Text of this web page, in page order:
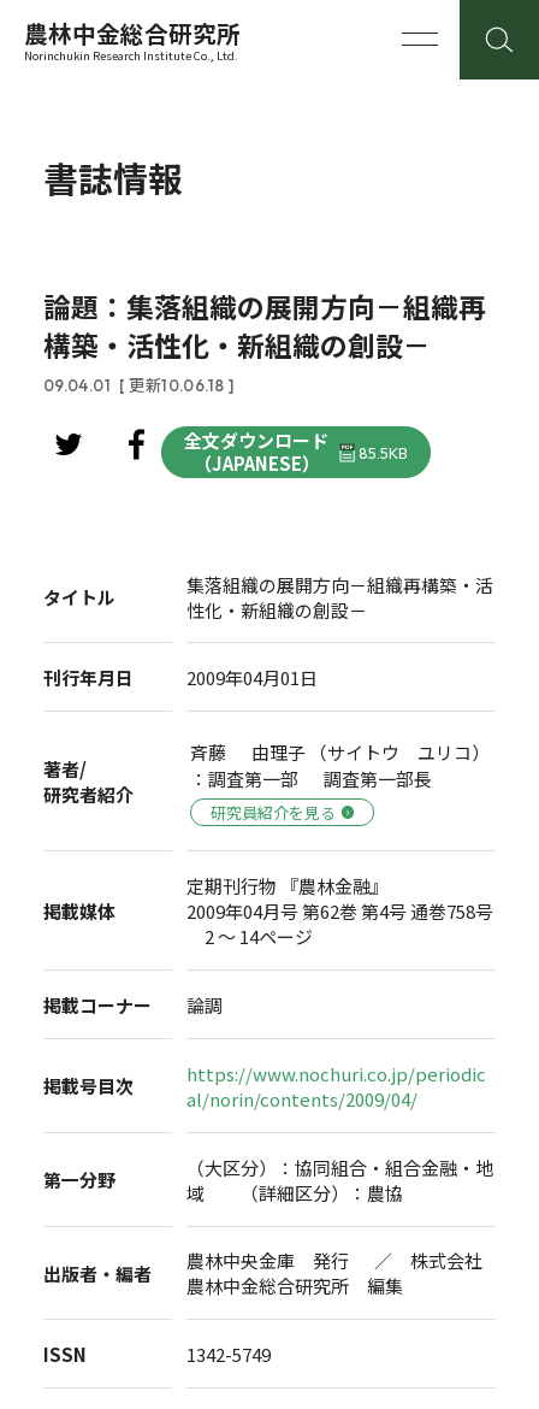
農林中金総合研究所
Norinchukin Research Institute Co., Ltd.
書誌情報
論題：集落組織の展開方向－組織再
構築・活性化・新組織の創設－
09.04.01 [ 更新10.06.18 ]
全文ダウンロード
（JAPANESE）
85.5KB
タイトル
集落組織の展開方向－組織再構築・活
性化・新組織の創設－
刊行年月日 2009年04月01日
著者/
研究者紹介
斉藤 由理子 （サイトウ ユリコ）
：調査第一部 調査第一部長
研究員紹介を見る
掲載媒体
定期刊行物 『農林金融』
2009年04月号 第62巻 第4号 通巻758号
2 ～ 14ページ
掲載コーナー 論調
掲載号目次
https://www.nochuri.co.jp/periodic
al/norin/contents/2009/04/
第一分野
（大区分）：協同組合・組合金融・地
域 （詳細区分）：農協
出版者・編者
農林中央金庫 発行 ／ 株式会社
農林中金総合研究所 編集
ISSN 1342-5749